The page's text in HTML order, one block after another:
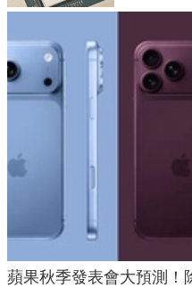
蘋果秋季發表會大預測！